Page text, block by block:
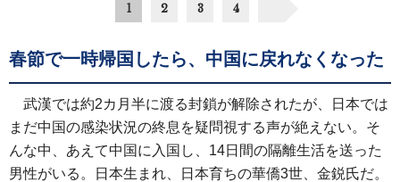
1 2 3 4
春節で一時帰国したら、中国に戻れなくなった
武漢では約2カ月半に渡る封鎖が解除されたが、日本では
まだ中国の感染状況の終息を疑問視する声が絶えない。そ
んな中、あえて中国に入国し、14日間の隔離生活を送った
男性がいる。日本生まれ、日本育ちの華僑3世、金鋭氏だ。